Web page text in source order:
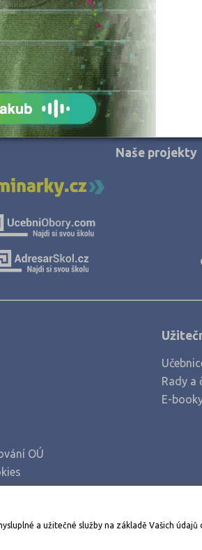
Chomutov (4)
Chrudim (3)
Jablonec nad Nisou (2)
Jeseník (1)
Jičín (3)
Jihlava (2)
Jindřichův Hradec (3)
Karviná (8)
Kladno (3)
Kolín (2)
Most (2)
Nymburk (2)
JSME TAM, KDE
Naše projekty
OÚ
Stáhněte si aplikaci
Rady a
E-
a užitečné služby na základě Vašich